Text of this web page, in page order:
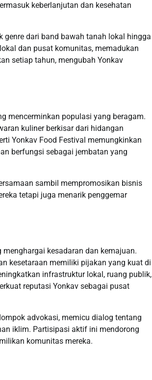
keberlanjutan dan kesehatan
genre dari band bawah tanah lokal hingga
dan pusat komunitas, memadukan
setiap tahun, mengubah Yonkav
mencerminkan populasi yang beragam.
kuliner berkisar dari hidangan
Yonkav Food Festival memungkinkan
berfungsi sebagai jembatan yang
sambil mempromosikan bisnis
tetapi juga menarik penggemar
kesadaran dan kemajuan.
kesetaraan memiliki pijakan yang kuat di
infrastruktur lokal, ruang publik,
reputasi Yonkav sebagai pusat
advokasi, memicu dialog tentang
iklim. Partisipasi aktif ini mendorong
komunitas mereka.